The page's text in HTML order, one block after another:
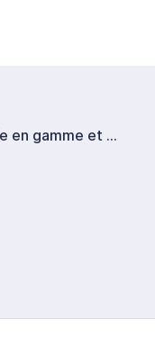
Montée en gamme et opportunités du marché pharmaceutique indien pour les laboratoires français